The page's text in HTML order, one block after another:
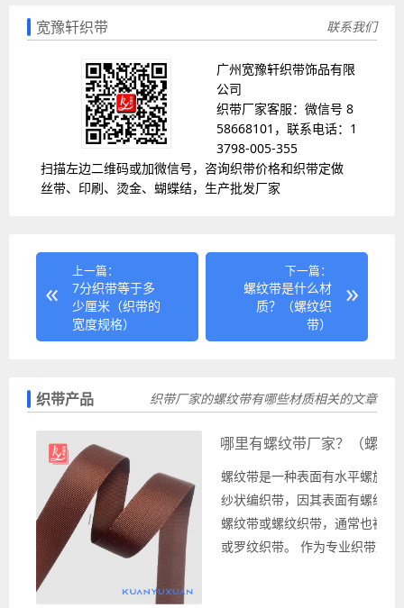
宽豫轩织带 联系我们
广州宽豫轩织带饰品有限
公司
织带厂家客服：微信号 8
58668101，联系电话：1
3798-005-355
扫描左边二维码或加微信号，咨询织带价格和织带定做
丝带、印刷、烫金、蝴蝶结，生产批发厂家
上一篇：
7分织带等于多
少厘米（织带的
宽度规格）
下一篇：
螺纹带是什么材
质？（螺纹织
带）
织带产品 织带厂家的螺纹带有哪些材质相关的文章
哪里有螺纹带厂家？（螺纹
螺纹带是一种表面有水平螺旋纹
纱状编织带，因其表面有螺纹纹
螺纹带或螺纹织带，通常也被称
或罗纹织带。 作为专业织带厂